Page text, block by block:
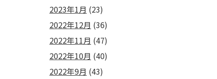
2023年1月 (23)
2022年12月 (36)
2022年11月 (47)
2022年10月 (40)
2022年9月 (43)